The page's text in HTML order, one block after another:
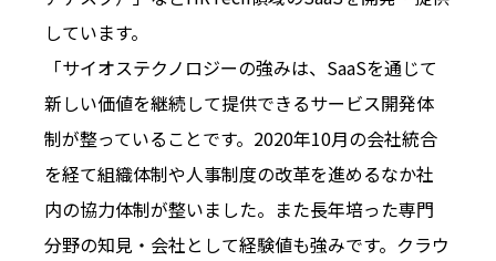
しています。
「サイオステクノロジーの強みは、SaaSを通じて
新しい価値を継続して提供できるサービス開発体
制が整っていることです。2020年10月の会社統合
を経て組織体制や人事制度の改革を進めるなか社
内の協力体制が整いました。また長年培った専門
分野の知見・会社として経験値も強みです。クラウ